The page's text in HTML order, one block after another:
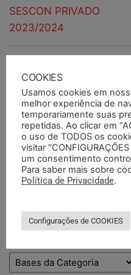
SESCON PRIVADO
2023/2024
PESQUISAR POR TERMOS
COOKIES
Usamos cookies em
melhor experiência de
temporariamente suas
repetidas. Ao clicar em
o uso de TODOS os
visitar
um consentimento
Para saber mais sobre
Política de Privacidade.
Configurações de COOKIES